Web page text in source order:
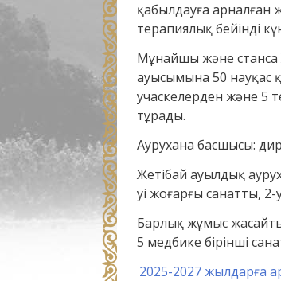
қабылдауға арналған
терапиялық бейінді
Мұнайшы және станса
ауысымына 50 науқас
учаскелерден және 5
тұрады.
Аурухана басшысы:
Жетібай ауылдық
уі жоғарғы санатты, 2-
Барлық жұмыс
5 медбике бірінші
2025-2027 жылдарға